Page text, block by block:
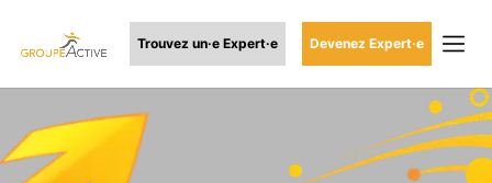
Trouvez un·e Expert·e Devenez Expert·e